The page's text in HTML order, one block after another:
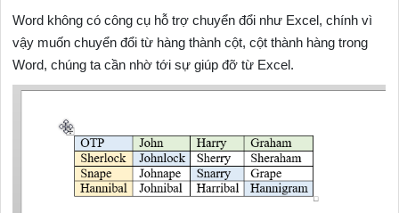
Word không có công cụ hỗ trợ chuyển đổi như Excel, chính vì
vậy muốn chuyển đổi từ hàng thành cột, cột thành hàng trong
Word, chúng ta cần nhờ tới sự giúp đỡ từ Excel.